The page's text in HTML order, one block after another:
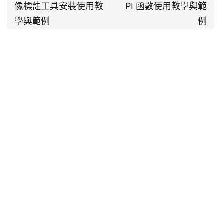
像標註工具安裝使用教
學與範例
PI 函數使用教學與範
例